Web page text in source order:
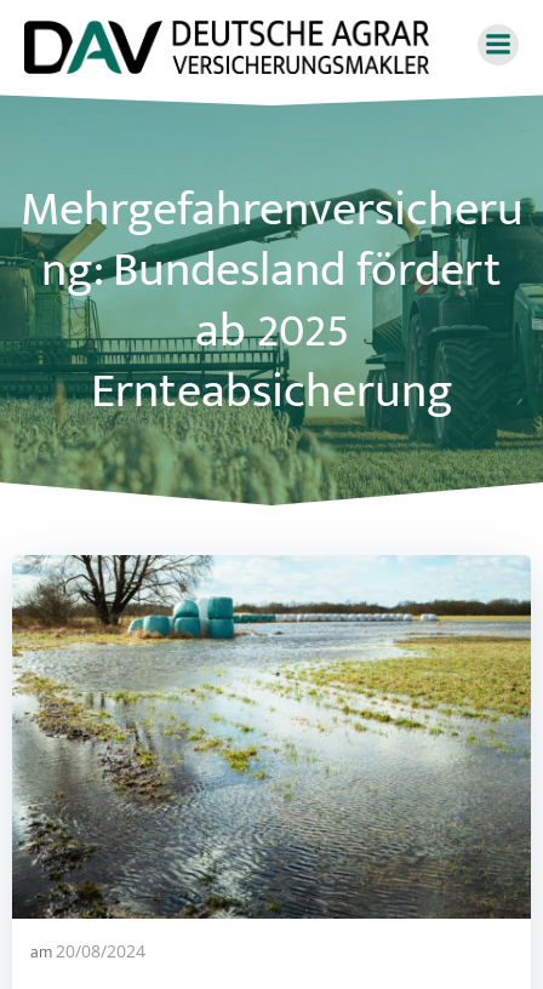
Zum
Inhalt
springen
Mehrgefahrenversicheru
ng: Bundesland fördert
ab 2025
Ernteabsicherung
am20/08/2024